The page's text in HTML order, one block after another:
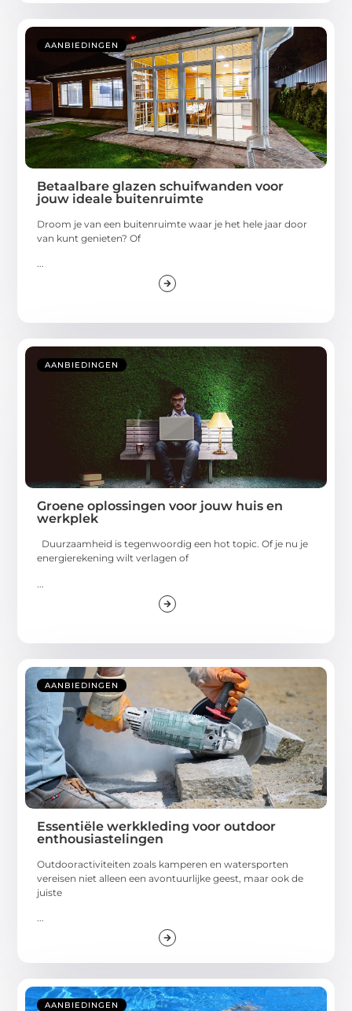
AANBIEDINGEN
Betaalbare glazen schuifwanden voor
jouw ideale buitenruimte
Droom je van een buitenruimte waar je het hele jaar door
van kunt genieten? Of
...
AANBIEDINGEN
Groene oplossingen voor jouw huis en
werkplek
Duurzaamheid is tegenwoordig een hot topic. Of je nu je
energierekening wilt verlagen of
AANBIEDINGEN
Essentiële werkkleding voor outdoor
enthousiastelingen
Outdooractiviteiten zoals kamperen en watersporten
vereisen niet alleen een avontuurlijke geest, maar ook de
juiste
AANBIEDINGEN